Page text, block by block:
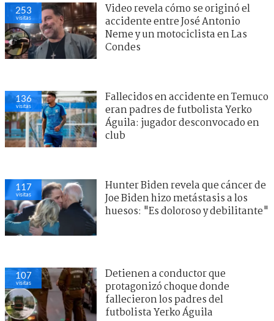
253
visitas
Video revela cómo se originó el
accidente entre José Antonio
Neme y un motociclista en Las
Condes
136
visitas
Fallecidos en accidente en Temuco
eran padres de futbolista Yerko
Águila: jugador desconvocado en
club
117
visitas
Hunter Biden revela que cáncer de
Joe Biden hizo metástasis a los
huesos: "Es doloroso y debilitante"
107
visitas
Detienen a conductor que
protagonizó choque donde
fallecieron los padres del
futbolista Yerko Águila